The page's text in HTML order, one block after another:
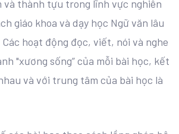
và thành tựu trong lĩnh vực nghiên
giáo khoa và dạy học Ngữ văn lâu
hoạt động đọc, viết, nói và nghe
"xương sống” của mỗi bài học, kết
và với trung tâm của bài học là